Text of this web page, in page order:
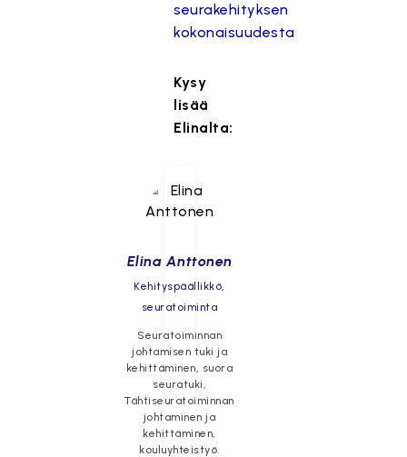
seurakehityksen
kokonaisuudesta
Kysy
lisää
Elinalta:
Elina Anttonen
Kehityspäällikkö,
seuratoiminta
Seuratoiminnan
johtamisen tuki ja
kehittäminen, suora
seuratuki,
Tähtiseuratoiminnan
johtaminen ja
kehittäminen,
kouluyhteistyö.